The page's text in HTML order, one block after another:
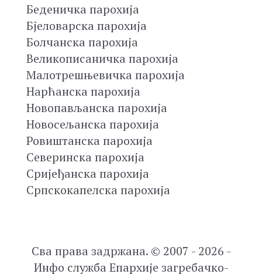
Беденичка парохија
Бјеловарска парохија
Болчанска парохија
Великописаничка парохија
Малотрешњевичка парохија
Нарћанска парохија
Новопављанска парохија
Новосељанска парохија
Ровиштанска парохија
Северинска парохија
Сријеђанска парохија
Српскокапелска парохија
Сва права задржана. © 2007 - 2026 -
Инфо служба Епархије загребачко-